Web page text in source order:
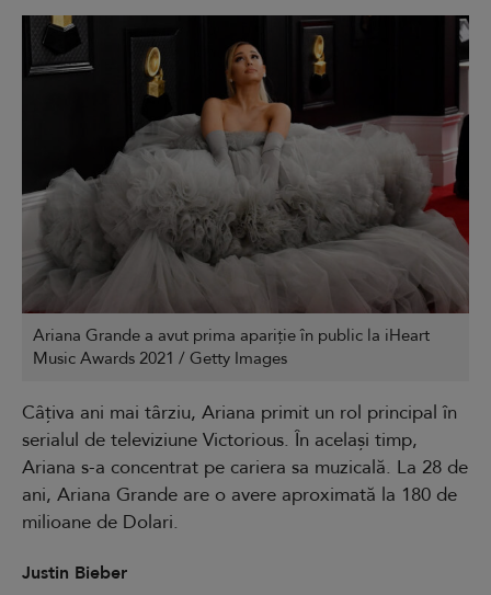
Ariana Grande a avut prima apariție în public la iHeart
Music Awards 2021 / Getty Images
Câțiva ani mai târziu, Ariana primit un rol principal în
serialul de televiziune Victorious. În același timp,
Ariana s-a concentrat pe cariera sa muzicală. La 28 de
ani, Ariana Grande are o avere aproximată la 180 de
milioane de Dolari.
Justin Bieber